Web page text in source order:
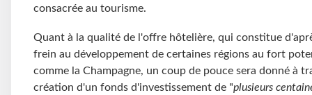
consacrée au tourisme.
Quant à la qualité de l'offre hôtelière, qui constitue
frein au développement de certaines régions au fort
comme la Champagne, un coup de pouce sera donné à
création d'un fonds d'investissement de "plusieurs